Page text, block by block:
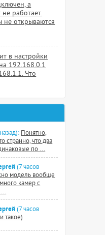
а
не работает.
не открываются
в настройки
192.168.0.1
Что
Понятно,
странно, что два
по ...
(7 часов
модель вообще
камер с
(7 часов
такое)